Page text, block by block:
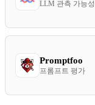
LLM 관측 가능성
Promptfoo
프롬프트 평가